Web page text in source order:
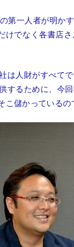
第一人者が明か
けでなく各書店
は人財がすべて
するために、今
儲かっているの